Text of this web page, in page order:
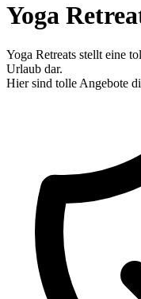
Yoga
Yoga Retreats stellt eine
Urlaub dar.
Hier sind tolle Angebote